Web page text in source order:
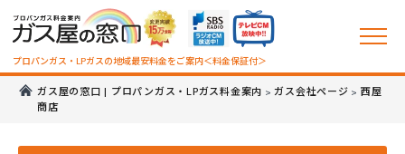
プロパンガス・LPガスの地域最安料金をご案内＜料金保証付＞
ガス屋の窓口 | プロパンガス・LPガス料金案内 >ガス会社ページ > 西屋
商店